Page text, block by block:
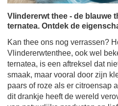
Vlindererwtenthee, ook wel
ternatea, is een aftreksel dat
smaak, maar vooral door zijn
paars of roze als er citroensap
dit drankje heeft de wereld
van natuurlijke producten en
Instagram-waardige foto's.
Meer lezen